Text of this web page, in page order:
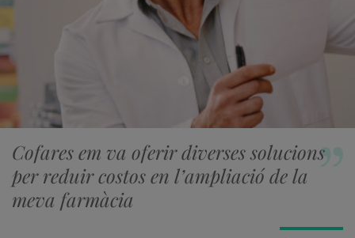
Cofares em va oferir diverses solucions
per reduir costos en l’ampliació de la
meva farmàcia